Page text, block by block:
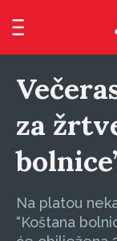
za
Na platou
“Koštana